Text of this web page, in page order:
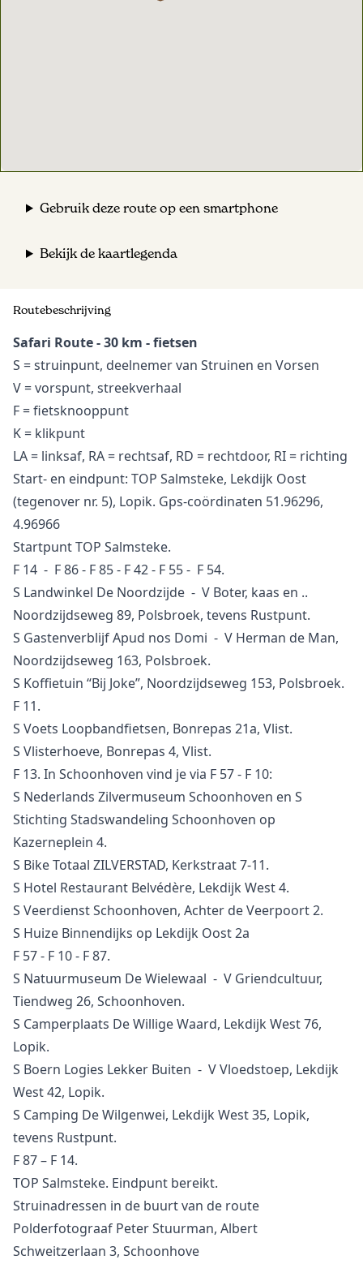
Gebruik deze route op een smartphone
Bekijk de kaartlegenda
Routebeschrijving
Safari Route - 30 km - fietsen
S = struinpunt, deelnemer van Struinen en Vorsen
V = vorspunt, streekverhaal
F = fietsknooppunt
K = klikpunt
LA = linksaf, RA = rechtsaf, RD = rechtdoor, RI = richting
Start- en eindpunt: TOP Salmsteke, Lekdijk Oost
(tegenover nr. 5), Lopik. Gps-coördinaten 51.96296,
4.96966
Startpunt TOP Salmsteke.
F 14 - F 86 - F 85 - F 42 - F 55 - F 54.
S Landwinkel De Noordzijde - V Boter, kaas en ..
Noordzijdseweg 89, Polsbroek, tevens Rustpunt.
S Gastenverblijf Apud nos Domi - V Herman de Man,
Noordzijdseweg 163, Polsbroek.
S Koffietuin “Bij Joke”, Noordzijdseweg 153, Polsbroek.
F 11.
S Voets Loopbandfietsen, Bonrepas 21a, Vlist.
S Vlisterhoeve, Bonrepas 4, Vlist.
F 13. In Schoonhoven vind je via F 57 - F 10:
S Nederlands Zilvermuseum Schoonhoven en S
Stichting Stadswandeling Schoonhoven op
Kazerneplein 4.
S Bike Totaal ZILVERSTAD, Kerkstraat 7-11.
S Hotel Restaurant Belvédère, Lekdijk West 4.
S Veerdienst Schoonhoven, Achter de Veerpoort 2.
S Huize Binnendijks op Lekdijk Oost 2a
F 57 - F 10 - F 87.
S Natuurmuseum De Wielewaal - V Griendcultuur,
Tiendweg 26, Schoonhoven.
S Camperplaats De Willige Waard, Lekdijk West 76,
Lopik.
S Boern Logies Lekker Buiten - V Vloedstoep, Lekdijk
West 42, Lopik.
S Camping De Wilgenwei, Lekdijk West 35, Lopik,
tevens Rustpunt.
F 87 – F 14.
TOP Salmsteke. Eindpunt bereikt.
Struinadressen in de buurt van de route
Polderfotograaf Peter Stuurman, Albert
Schweitzerlaan 3, Schoonhove